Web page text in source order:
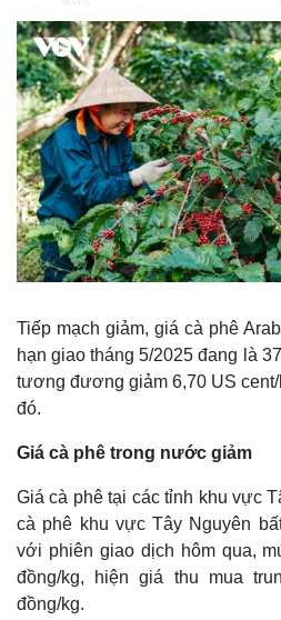
Thế giới
Quan sát
Cuộc sống đó đây
Hồ sơ
Tiếp mạch giảm, giá cà phê
hạn giao tháng 5/2025 đang là
tương đương giảm 6,70 US
đó.
Giá cà phê trong nước giảm
Giá cà phê tại các tỉnh khu vực
cà phê khu vực Tây Nguyên
với phiên giao dịch hôm qua,
đồng/kg, hiện giá thu mua
đồng/kg.